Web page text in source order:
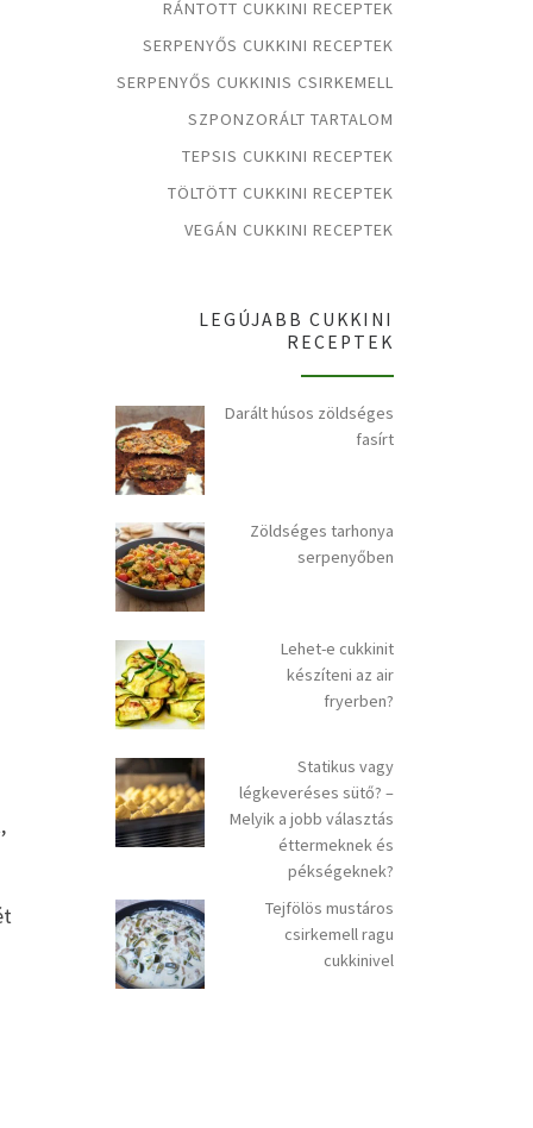
RÁNTOTT CUKKINI RECEPTEK
SERPENYŐS CUKKINI RECEPTEK
SERPENYŐS CUKKINIS CSIRKEMELL
SZPONZORÁLT TARTALOM
TEPSIS CUKKINI RECEPTEK
TÖLTÖTT CUKKINI RECEPTEK
VEGÁN CUKKINI RECEPTEK
LEGÚJABB CUKKINI
RECEPTEK
Darált húsos zöldséges
fasírt
Zöldséges tarhonya
serpenyőben
Lehet-e cukkinit
készíteni az air
fryerben?
Statikus vagy
légkeveréses sütő? –
Melyik a jobb választás
éttermeknek és
pékségeknek?
Tejfölös mustáros
csirkemell ragu
cukkinivel